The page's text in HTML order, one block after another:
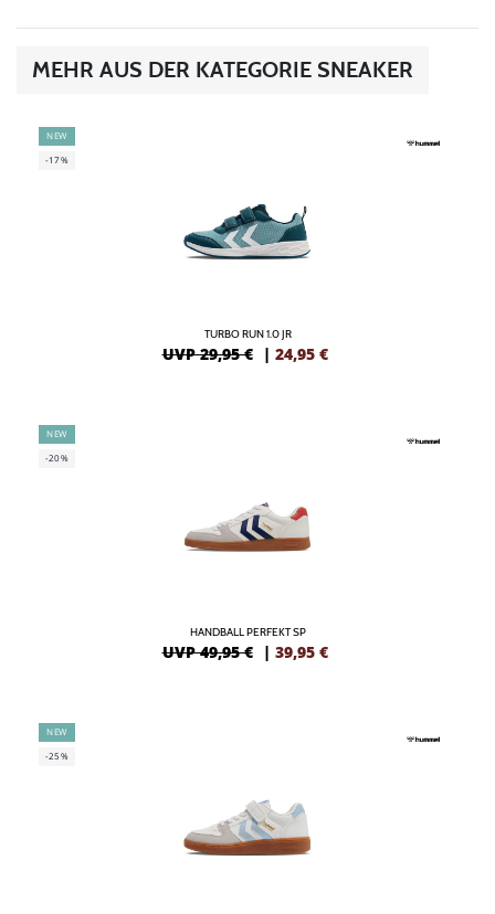
MEHR AUS DER KATEGORIE SNEAKER
NEW
-17%
TURBO RUN 1.0 JR
UVP 29,95 € | 24,95 €
NEW
-20%
HANDBALL PERFEKT SP
UVP 49,95 € | 39,95 €
NEW
-25%